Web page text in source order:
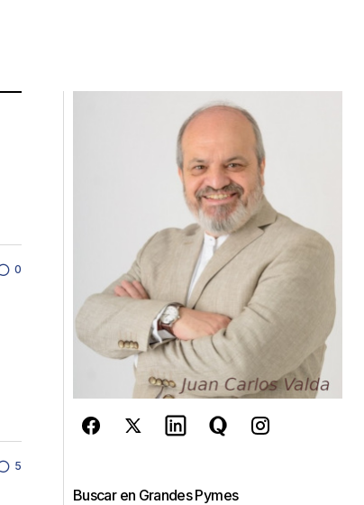
0
5
Buscar en Grandes Pymes